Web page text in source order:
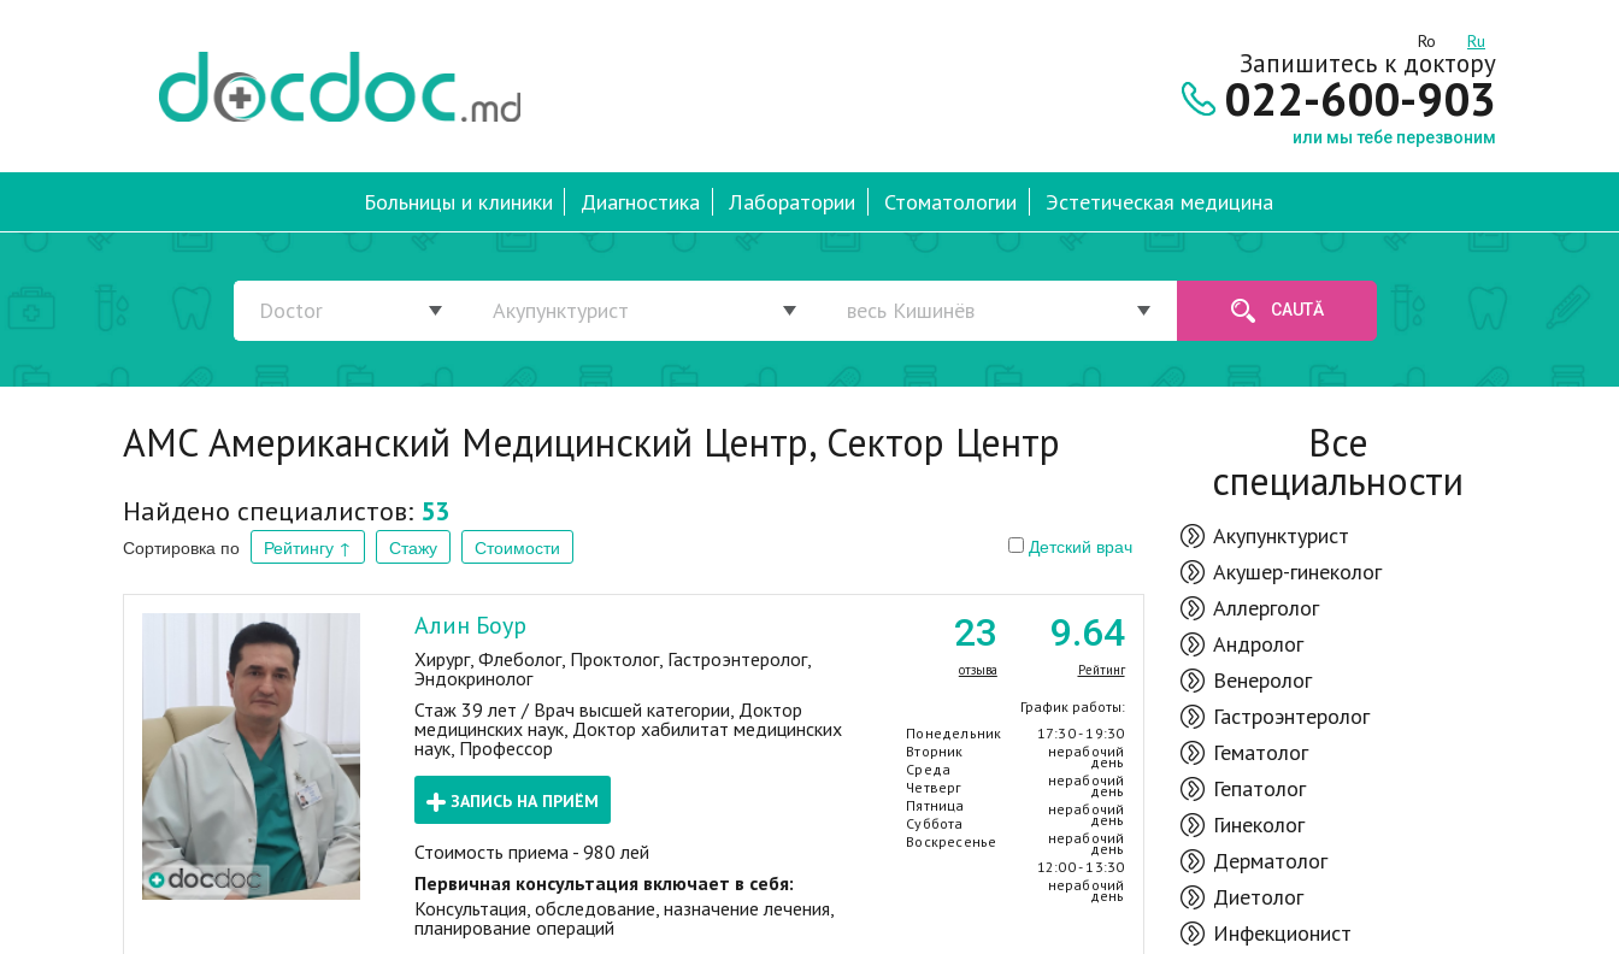
Ro Ru
Запишитесь к доктору
022-600-903
или мы тебе перезвоним
Больницы и клиники Диагностика Лаборатории Стоматологии Эстетическая медицина
CAUTĂ
AMC Американский Медицинский Центр, Сектор Центр
Найдено специалистов: 53
Сортировка по Рейтингу ↑ Стажу Стоимости Детский врач
Алин Боур
Хирург, Флеболог, Проктолог, Гастроэнтеролог,
Эндокринолог
Стаж 39 лет / Врач высшей категории, Доктор
медицинских наук, Доктор хабилитат медицинских
наук, Профессор
ЗАПИСЬ НА ПРИЁМ
Стоимость приема - 980 лей
Первичная консультация включает в себя:
Консультация, обследование, назначение лечения,
планирование операций
23
отзыва
9.64
Рейтинг
График работы:
Понедельник
Вторник
Среда
Четверг
Пятница
Суббота
Воскресенье
17:30 - 19:30
нерабочий
день
нерабочий
день
нерабочий
день
нерабочий
день
12:00 - 13:30
нерабочий
день
Все
специальности
Акупунктурист
Акушер-гинеколог
Аллерголог
Андролог
Венеролог
Гастроэнтеролог
Гематолог
Гепатолог
Гинеколог
Дерматолог
Диетолог
Инфекционист